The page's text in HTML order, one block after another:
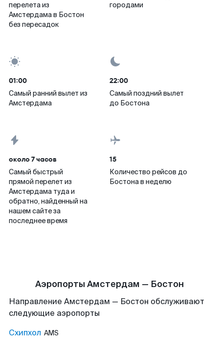
перелета из
Амстердама в Бостон
без пересадок
городами
01:00
Самый ранний вылет из
Амстердама
22:00
Самый поздний вылет
до Бостона
около 7 часов
Самый быстрый
прямой перелет из
Амстердама туда и
обратно, найденный на
нашем сайте за
последнее время
15
Количество рейсов до
Бостона в неделю
Аэропорты Амстердам — Бостон
Направление Амстердам — Бостон обслуживают
следующие аэропорты
Схипхол AMS